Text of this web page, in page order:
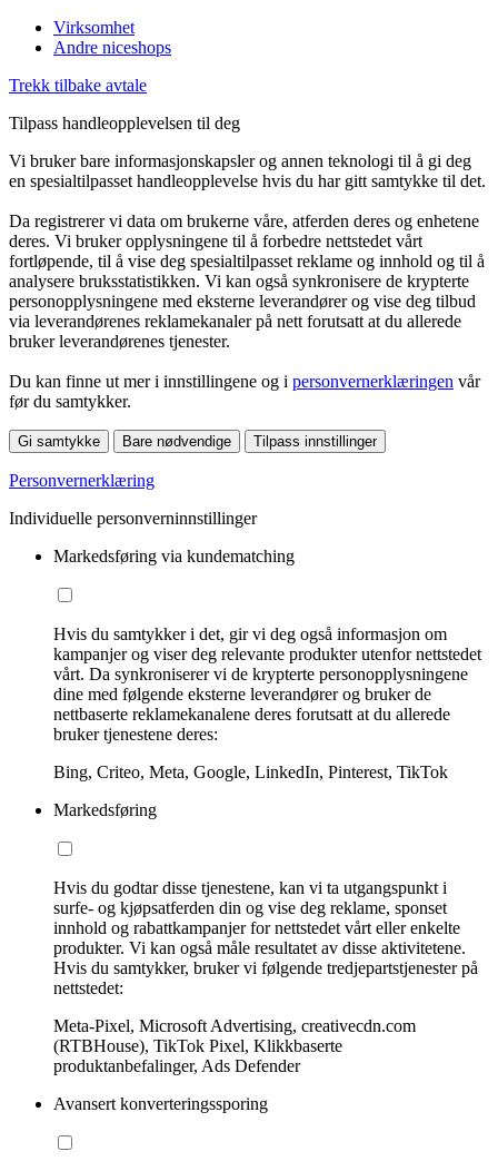
Virksomhet
Andre niceshops
Trekk tilbake avtale
Tilpass handleopplevelsen til deg
Vi bruker bare informasjonskapsler og annen teknologi til å gi deg
en spesialtilpasset handleopplevelse hvis du har gitt samtykke til det.
Da registrerer vi data om brukerne våre, atferden deres og enhetene
deres. Vi bruker opplysningene til å forbedre nettstedet vårt
fortløpende, til å vise deg spesialtilpasset reklame og innhold og til å
analysere bruksstatistikken. Vi kan også synkronisere de krypterte
personopplysningene med eksterne leverandører og vise deg tilbud
via leverandørenes reklamekanaler på nett forutsatt at du allerede
bruker leverandørenes tjenester.
Du kan finne ut mer i innstillingene og i personvernerklæringen vår
før du samtykker.
Gi samtykke Bare nødvendige Tilpass innstillinger
Personvernerklæring
Individuelle personverninnstillinger
Markedsføring via kundematching
Hvis du samtykker i det, gir vi deg også informasjon om
kampanjer og viser deg relevante produkter utenfor nettstedet
vårt. Da synkroniserer vi de krypterte personopplysningene
dine med følgende eksterne leverandører og bruker de
nettbaserte reklamekanalene deres forutsatt at du allerede
bruker tjenestene deres:
Bing, Criteo, Meta, Google, LinkedIn, Pinterest, TikTok
Markedsføring
Hvis du godtar disse tjenestene, kan vi ta utgangspunkt i
surfe- og kjøpsatferden din og vise deg reklame, sponset
innhold og rabattkampanjer for nettstedet vårt eller enkelte
produkter. Vi kan også måle resultatet av disse aktivitetene.
Hvis du samtykker, bruker vi følgende tredjepartstjenester på
nettstedet:
Meta-Pixel, Microsoft Advertising, creativecdn.com
(RTBHouse), TikTok Pixel, Klikkbaserte
produktanbefalinger, Ads Defender
Avansert konverteringssporing